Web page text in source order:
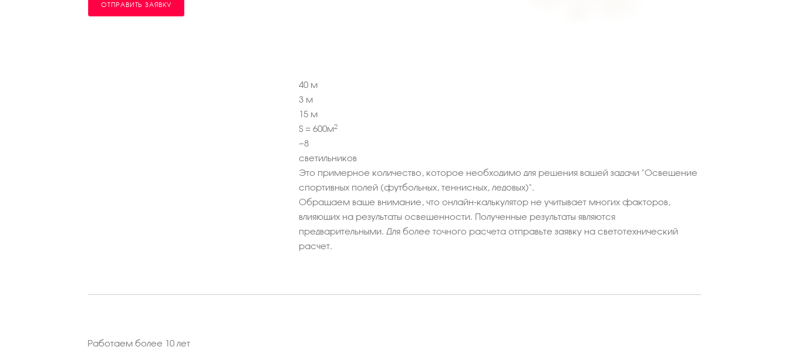
ОТПРАВИТЬ ЗАЯВКУ
40м
3м
15м
S = 600м2
~8
светильников
Это примерное количество, которое необходимо для решения вашей задачи "Освещение
спортивных полей (футбольных, теннисных, ледовых)".
Обращаем ваше внимание, что онлайн-калькулятор не учитывает многих факторов,
влияющих на результаты освещенности. Полученные результаты являются
предварительными. Для более точного расчета отправьте заявку на светотехнический
расчет.
Работаем более 10 лет